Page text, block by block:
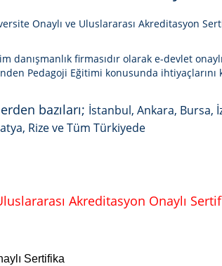
Onaylı ve Uluslararası Akreditasyon
danışmanlık firmasıdır olarak e-devlet
Pedagoji Eğitimi konusunda ihtiyaçlarını
bazıları; İstanbul, Ankara, Bursa,
Rize ve Tüm Türkiyede
Akreditasyon Onaylı
Sertifika